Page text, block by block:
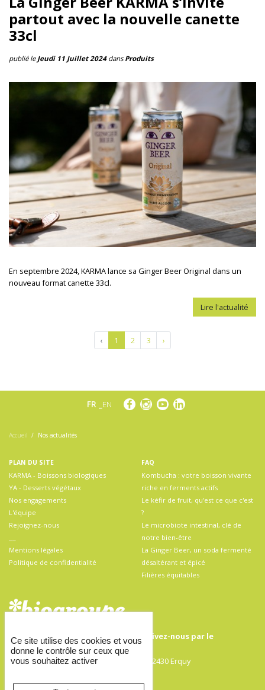
partout avec la nouvelle canette
33cl
publié le Jeudi 11 Juillet 2024 dans Produits
En septembre 2024, KARMA lance sa Ginger Beer Original dans un
nouveau format canette 33cl.
Lire l'actualité
‹ 1 2 3 ›
FR EN
Accueil Nos actualités
PLAN DU SITE
KARMA - Boissons biologiques
YA - Desserts végétaux
Nos engagements
L'équipe
Rejoignez-nous
Mentions légales
Politique de confidentialité
FAQ
Kombucha : votre boisson vivante
riche en ferments actifs
Le kéfir de fruit, qu'est ce que c'est
?
Le microbiote intestinal, clé de
notre bien-être
La Ginger Beer, un soda fermenté
désaltérant et épicé
Filières équitables
Pour toute demande de contact, écrivez-nous par le
formulaire de contact
Biogroupe SAS, 11 rue Robert Surcouf, 22430 Erquy
Ce site utilise des cookies et vous
donne le contrôle sur ceux que
vous souhaitez activer